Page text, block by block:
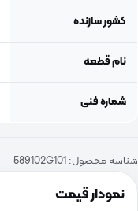
نمودار قیمت
کشور سازنده
نام قطعه
شماره فنی
شناسه محصول: 589102G101